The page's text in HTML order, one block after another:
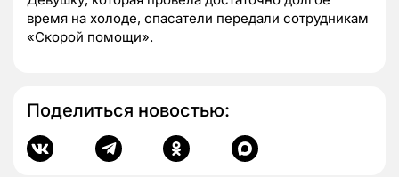
время на холоде, спасатели передали сотрудникам
«Скорой помощи».
Поделиться новостью: